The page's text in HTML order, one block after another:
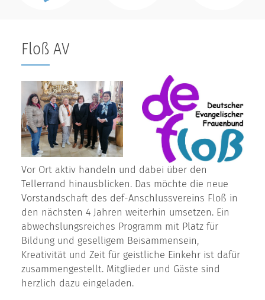
Floß AV
Vor Ort aktiv handeln und dabei über den
Tellerrand hinausblicken. Das möchte die neue
Vorstandschaft des def-Anschlussvereins Floß in
den nächsten 4 Jahren weiterhin umsetzen. Ein
abwechslungsreiches Programm mit Platz für
Bildung und geselligem Beisammensein,
Kreativität und Zeit für geistliche Einkehr ist dafür
zusammengestellt. Mitglieder und Gäste sind
herzlich dazu eingeladen.